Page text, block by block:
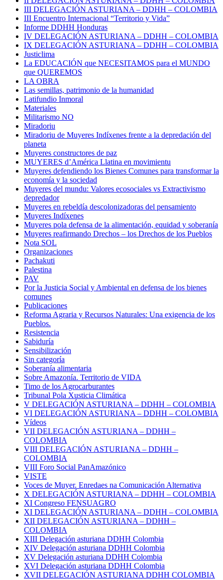
III DELEGACIÓN ASTURIANA – DDHH – COLOMBIA
III Encuentro Internacional “Territorio y Vida”
Informe DDHH Honduras
IV DELEGACIÓN ASTURIANA – DDHH – COLOMBIA
IX DELEGACIÓN ASTURIANA – DDHH – COLOMBIA
Justiclima
La EDUCACIÓN que NECESITAMOS para el MUNDO
que QUEREMOS
LA OBRA
Las semillas, patrimonio de la humanidad
Latifundio Inmoral
Materiales
Militarismo NO
Miradoriu
Miradoriu de Muyeres Indíxenes frente a la depredación del
planeta
Muyeres constructores de paz
MUYERES d’América Llatina en movimientu
Muyeres defendiendo los Bienes Comunes para transformar la
economía y la sociedad
Muyeres del mundu: Valores ecosociales vs Extractivismo
depredador
Muyeres en rebeldía descolonizadoras del pensamiento
Muyeres Indíxenes
Muyeres pola defensa de la alimentación, equidad y soberanía
Muyeres reafirmando Drechos – los Drechos de los Pueblos
Nota SOL
Organizaciones
Pachakuti
Palestina
PAV
Por la Justicia Social y Ambiental en defensa de los bienes
comunes
Publicaciones
Reforma Agraria y Recursos Naturales: Una exigencia de los
Pueblos.
Resistencia
Sabiduría
Sensibilización
Sin categoría
Soberanía alimentaria
Sobre Amazonía. Territorio de VIDA
Timo de los Agrocarburantes
Tribunal Pola Xusticia Climática
V DELEGACIÓN ASTURIANA – DDHH – COLOMBIA
VI DELEGACIÓN ASTURIANA – DDHH – COLOMBIA
Vídeos
VII DELEGACIÓN ASTURIANA – DDHH –
COLOMBIA
VIII DELEGACIÓN ASTURIANA – DDHH –
COLOMBIA
VIII Foro Social PanAmazónico
VISTE
Voces de Muyer. Enredaes na Comunicación Alternativa
X DELEGACIÓN ASTURIANA – DDHH – COLOMBIA
XI Congreso FENSUAGRO
XI DELEGACIÓN ASTURIANA – DDHH – COLOMBIA
XII DELEGACIÓN ASTURIANA – DDHH –
COLOMBIA
XIII Delegación asturiana DDHH Colombia
XIV Delegación asturiana DDHH Colombia
XV Delegación asturiana DDHH Colombia
XVI Delegación asturiana DDHH Colombia
XVII DELEGACIÓN ASTURIANA DDHH COLOMBIA